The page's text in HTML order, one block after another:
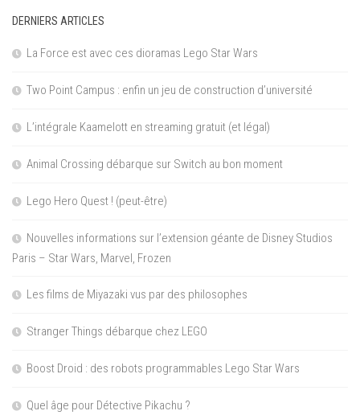
DERNIERS ARTICLES
La Force est avec ces dioramas Lego Star Wars
Two Point Campus : enfin un jeu de construction d’université
L’intégrale Kaamelott en streaming gratuit (et légal)
Animal Crossing débarque sur Switch au bon moment
Lego Hero Quest ! (peut-être)
Nouvelles informations sur l’extension géante de Disney Studios
Paris – Star Wars, Marvel, Frozen
Les films de Miyazaki vus par des philosophes
Stranger Things débarque chez LEGO
Boost Droid : des robots programmables Lego Star Wars
Quel âge pour Détective Pikachu ?